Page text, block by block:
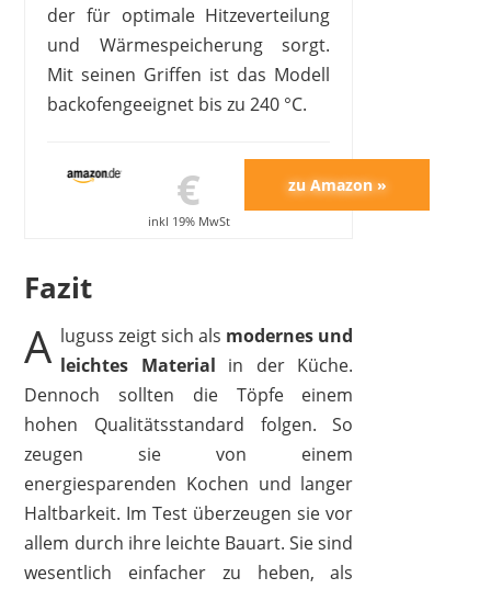
der für optimale Hitzeverteilung
und Wärmespeicherung sorgt.
Mit seinen Griffen ist das Modell
backofengeeignet bis zu 240 °C.
€
inkl 19% MwSt
Fazit
A luguss zeigt sich als modernes und
leichtes Material in der Küche.
Dennoch sollten die Töpfe einem
hohen Qualitätsstandard folgen. So
zeugen sie von einem
energiesparenden Kochen und langer
Haltbarkeit. Im Test überzeugen sie vor
allem durch ihre leichte Bauart. Sie sind
wesentlich einfacher zu heben, als